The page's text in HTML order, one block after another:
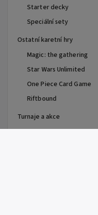
Starter decky
Speciální sety
Ostatní karetní hry
Magic: the gathering
Star Wars Unlimited
One Piece Card Game
Riftbound
Turnaje a akce